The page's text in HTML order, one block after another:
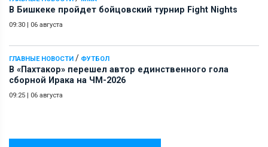
В Бишкеке пройдет бойцовский турнир Fight Nights
09:30 | 06 августа
ГЛАВНЫЕ НОВОСТИ / ФУТБОЛ
В «Пахтакор» перешел автор единственного гола
сборной Ирака на ЧМ-2026
09:25 | 06 августа